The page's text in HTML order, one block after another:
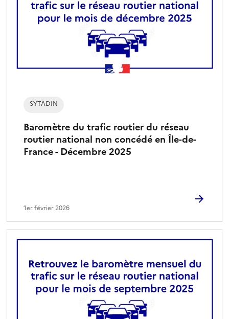
Baromètre du trafic routier du réseau
routier national non concédé en Île-de-
France - Décembre 2025
SYTADIN
1er février 2026